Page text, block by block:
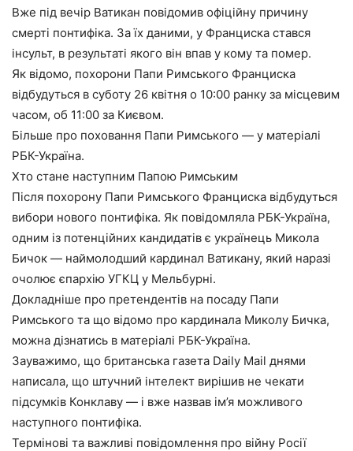
Вже під вечір Ватикан повідомив офіційну причину
смерті понтифіка. За їх даними, у Франциска стався
інсульт, в результаті якого він впав у кому та помер.
Як відомо, похорони Папи Римського Франциска
відбудуться в суботу 26 квітня о 10:00 ранку за місцевим
часом, об 11:00 за Києвом.
Більше про поховання Папи Римського — у матеріалі
РБК-Україна.
Хто стане наступним Папою Римським
Після похорону Папи Римського Франциска відбудуться
вибори нового понтифіка. Як повідомляла РБК-Україна,
одним із потенційних кандидатів є українець Микола
Бичок — наймолодший кардинал Ватикану, який наразі
очолює єпархію УГКЦ у Мельбурні.
Докладніше про претендентів на посаду Папи
Римського та що відомо про кардинала Миколу Бичка,
можна дізнатись в матеріалі РБК-Україна.
Зауважимо, що британська газета Daily Mail днями
написала, що штучний інтелект вирішив не чекати
підсумків Конклаву — і вже назвав ім’я можливого
наступного понтифіка.
Термінові та важливі повідомлення про війну Росії